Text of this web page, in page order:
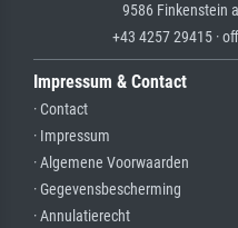
9586 Finkenstein
+43 4257 29415 ·
Impressum & Contact
· Contact
· Impressum
· Algemene Voorwaarden
· Gegevensbescherming
· Annulatierecht